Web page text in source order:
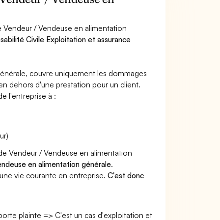
/ Vendeuse en alimentation
Civile Exploitation et assurance
couvre uniquement les dommages
dehors d'une prestation pour un client.
l'entreprise à :
Vendeur / Vendeuse en alimentation
en alimentation générale.
vie courante en entreprise.C'est donc
plainte => C'est un cas d'exploitation et